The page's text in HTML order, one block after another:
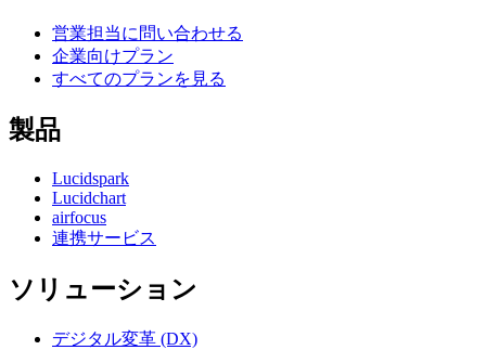
営業担当に問い合わせる
企業向けプラン
すべてのプランを見る
製品
Lucidspark
Lucidchart
airfocus
連携サービス
ソリューション
デジタル変革 (DX)